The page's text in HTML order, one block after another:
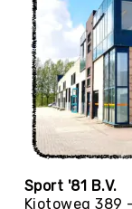
BALLEN
Sport '81 B.V.
Kiotoweg 389